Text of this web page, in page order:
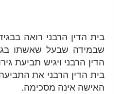
בית הדין הרבני רואה
שבמידה שבעל שאשתו
הדין הרבני ויגיש תביעת
בית הדין הרבני את
האישה אינה מסכימה.